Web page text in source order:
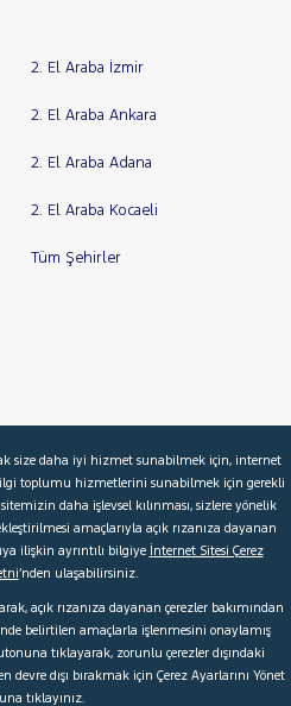
2. El Araba İzmir
2. El Araba Ankara
2. El Araba Adana
2. El Araba Kocaeli
Tüm Şehirler
Hakkımızda
size daha iyi hizmet sunabilmek için, internet
toplumu hizmetlerini sunabilmek için gerekli
daha işlevsel kılınması, sizlere yönelik
amaçlarıyla açık rızanıza dayanan
ilişkin ayrıntılı bilgiye İnternet Sitesi Çerez
’nden ulaşabilirsiniz.
açık rızanıza dayanan çerezler bakımından
belirtilen amaçlarla işlenmesini onaylamış
tıklayarak, zorunlu çerezler dışındaki
devre dışı bırakmak için Çerez Ayarlarını Yönet
tıklayınız.